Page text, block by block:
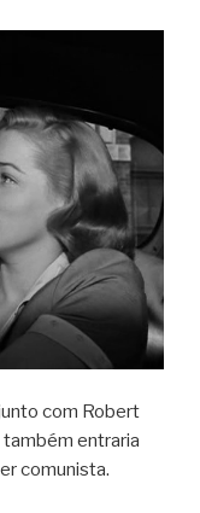
com Robert
também entraria
comunista.